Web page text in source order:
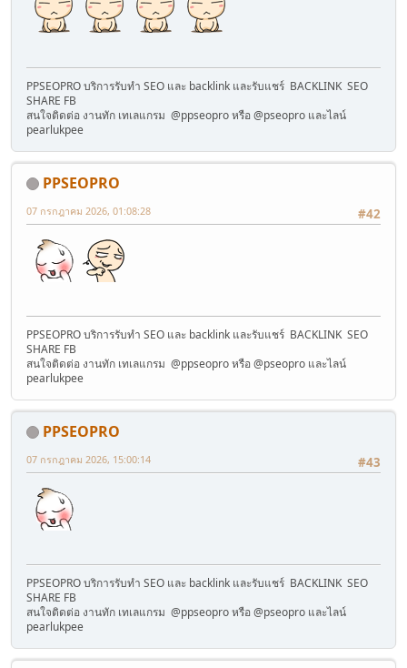
PPSEOPRO บริการรับทำ SEO และ backlink และรับแชร์ BACKLINK SEO
SHARE FB
สนใจติดต่อ งานทัก เทเลแกรม @ppseopro หรือ @pseopro และไลน์
pearlukpee
PPSEOPRO
#42
07 กรกฎาคม 2026, 01:08:28
PPSEOPRO บริการรับทำ SEO และ backlink และรับแชร์ BACKLINK SEO
SHARE FB
สนใจติดต่อ งานทัก เทเลแกรม @ppseopro หรือ @pseopro และไลน์
pearlukpee
PPSEOPRO
#43
07 กรกฎาคม 2026, 15:00:14
PPSEOPRO บริการรับทำ SEO และ backlink และรับแชร์ BACKLINK SEO
SHARE FB
สนใจติดต่อ งานทัก เทเลแกรม @ppseopro หรือ @pseopro และไลน์
pearlukpee